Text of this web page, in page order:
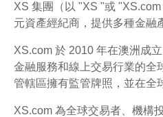
XS 集團（以 "XS "或
元資產經紀商，提供多種金融
XS.com 於 2010 年在澳洲成
金融服務和線上交易行業的全
管轄區擁有監管牌照，並在全
XS.com 為全球交易者、機構